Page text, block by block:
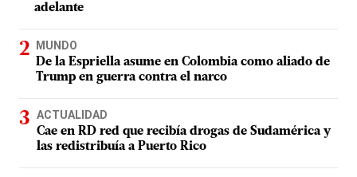
adelante
MUNDO
De la Espriella asume en Colombia como aliado de
Trump en guerra contra el narco
ACTUALIDAD
Cae en RD red que recibía drogas de Sudamérica y
las redistribuía a Puerto Rico